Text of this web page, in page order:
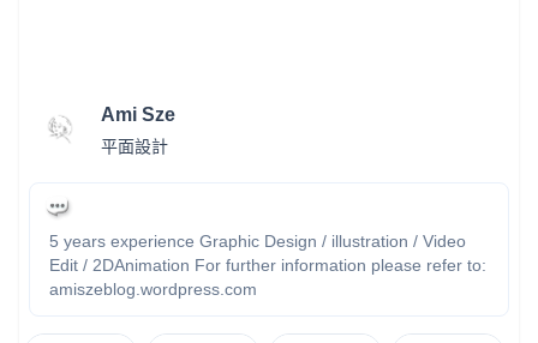
Ami Sze
平面設計
5 years experience Graphic Design / illustration / Video
Edit / 2DAnimation For further information please refer to:
amiszeblog.wordpress.com